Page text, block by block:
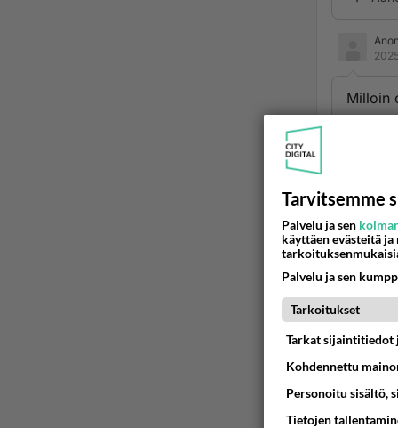
Milloin
PÄIVÄ
Mitä
Tarvitsemme
Palvelu ja sen
käyttäen evästeitä
Palvelu ja sen
Tarkoitukset
Tarkat sijaintitiedot
Kohdennettu
Personoitu sisältö,
Tietojen